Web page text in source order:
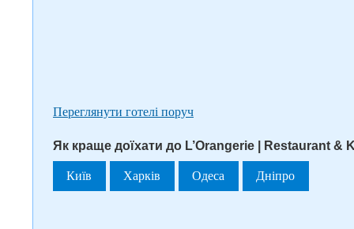
Переглянути готелі поруч
Як краще доїхати до L’Orangerie | Restaurant &
Київ Харків Одеса Дніпро